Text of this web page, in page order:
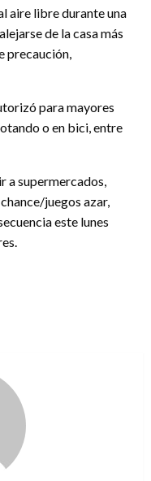
aire libre durante una
de la casa más
precaución,
para mayores
o en bici, entre
a supermercados,
juegos azar,
este lunes